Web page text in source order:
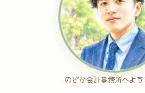
のどか会計事務所へよう